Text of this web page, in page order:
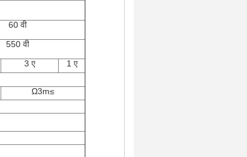
60 वी
550 वी
3 ए
1 ए
Ω3m≤